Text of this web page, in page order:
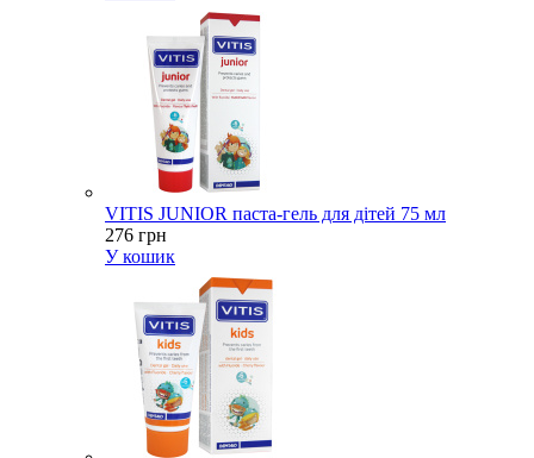
VITIS JUNIOR паста-гель для дітей 75 мл
276 грн
У кошик